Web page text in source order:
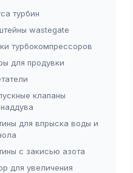
турбин
wastegate
турбокомпрессоров
для продувки
клапаны
для впрыска воды и
с закисью азота
для увеличения